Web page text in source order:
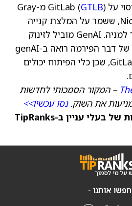
GTLB
) מ-Gray
Powell ל-Nick Altmann, ששמר על המלצת קנייה
ומחיר יעד של 52 דולר למניה. GenAI מוביל לזינוק
בפיתוח תוכנה, ובסופו של דבר הפירמה רואה ב-genAI
גורם חיובי נטו עבור GitLab, שכן כלי הפיתוח יכולים
– המקור הסמכותי לחדשות
את השוק.נסו עכשיו>>
ראו את המניות החמות של בעלי עניין ב-TipRanks
חפשו אותנו -